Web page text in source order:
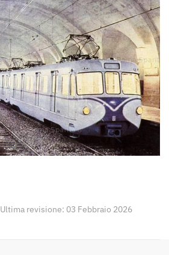
Ingrandisci
Ultima revisione: 03 Febbraio 2026